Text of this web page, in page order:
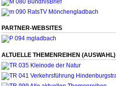
PARTNER-WEBSITES
ALTUELLE THEMENREIHEN (AUSWAHL)